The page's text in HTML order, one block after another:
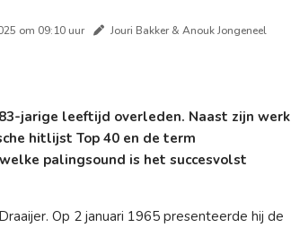
om 09:10 uur Jouri Bakker & Anouk Jongeneel
jarige leeftijd overleden. Naast zijn werk
hitlijst Top 40 en de term
palingsound is het succesvolst
Op 2 januari 1965 presenteerde hij de